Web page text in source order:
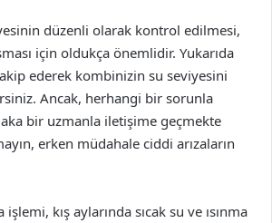
düzenli olarak kontrol edilmesi,
için oldukça önemlidir. Yukarıda
ederek kombinizin su seviyesini
Ancak, herhangi bir sorunla
bir uzmanla iletişime geçmekte
erken müdahale ciddi arızaların
kış aylarında sıcak su ve ısınma